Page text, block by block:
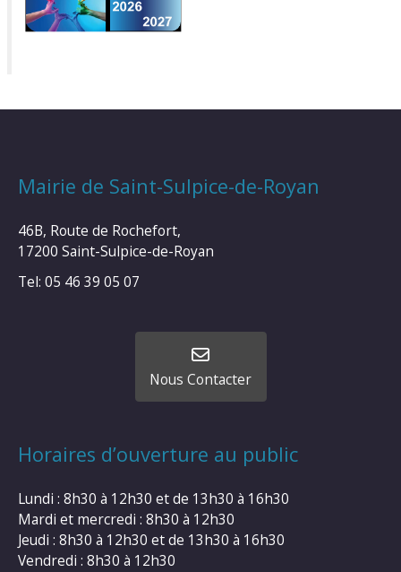
Mairie de Saint-Sulpice-de-Royan
46B, Route de Rochefort,
17200 Saint-Sulpice-de-Royan
Tel: 05 46 39 05 07
Nous Contacter
Horaires d’ouverture au public
Lundi : 8h30 à 12h30 et de 13h30 à 16h30
Mardi et mercredi : 8h30 à 12h30
Jeudi : 8h30 à 12h30 et de 13h30 à 16h30
Vendredi : 8h30 à 12h30